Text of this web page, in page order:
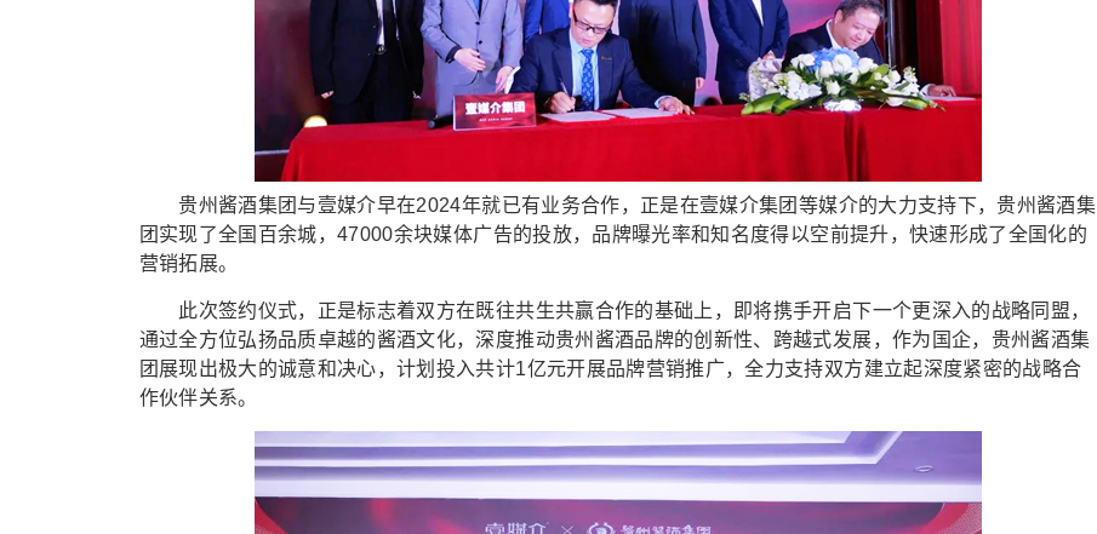
贵州酱酒集团与壹媒介早在2024年就已有业务合作，正是在壹媒介集团等媒介的大力支持下，贵州酱酒集
团实现了全国百余城，47000余块媒体广告的投放，品牌曝光率和知名度得以空前提升，快速形成了全国化的
营销拓展。
此次签约仪式，正是标志着双方在既往共生共赢合作的基础上，即将携手开启下一个更深入的战略同盟，
通过全方位弘扬品质卓越的酱酒文化，深度推动贵州酱酒品牌的创新性、跨越式发展，作为国企，贵州酱酒集
团展现出极大的诚意和决心，计划投入共计1亿元开展品牌营销推广，全力支持双方建立起深度紧密的战略合
作伙伴关系。